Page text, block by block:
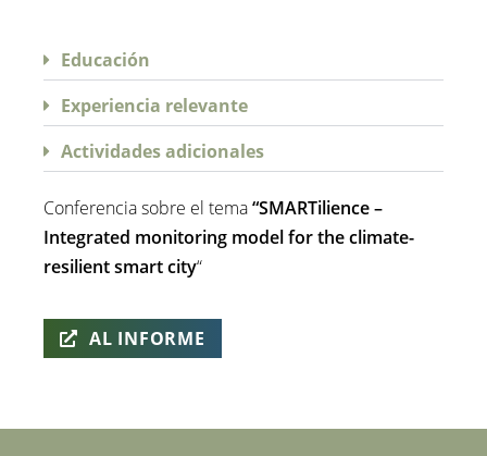
Educación
Experiencia relevante
Actividades adicionales
Conferencia sobre el tema“SMARTilience–
Integrated monitoring model for the climate-
resilient smart city“
AL INFORME